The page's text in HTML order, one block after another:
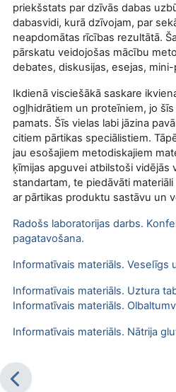
priekšstats par dzīvās dabas
dabasvidi, kurā dzīvojam, par
neapdomātas rīcības rezultātā.
pārskatu veidojošas mācību
debates, diskusijas, esejas,
Ikdienā visciešākā saskare
ogļhidrātiem un proteīniem, jo
pamats. Šīs vielas labi jāzina
citiem pārtikas speciālistiem.
jau esošajiem metodiskajiem
ķīmijas apguvei atbilstoši vidējās
standartam, te piedāvāti
ar pārtikas produktu sastāvu un
Radošs laboratorijas darbs.
pagatavošana.
Informatīvais materiāls. Veselīgs
Informatīvais materiāls. Uztura
Informatīvais materiāls.
Informatīvais materiāls. Nātrija